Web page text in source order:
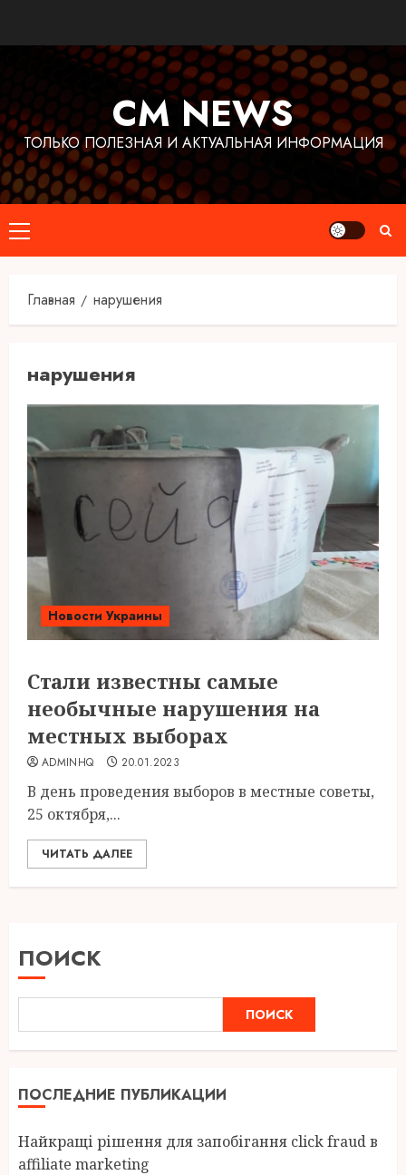
содержимому
CM NEWS
ТОЛЬКО ПОЛЕЗНАЯ И АКТУАЛЬНАЯ ИНФОРМАЦИЯ
Основное
меню
Главная нарушения
нарушения
Новости Украины
Стали известны самые
необычные нарушения на
местных выборах
ADMINHQ 20.01.2023
В день проведения выборов в местные советы,
25 октября,...
ЧИТАТЬ ДАЛЕЕ
ПОИСК
ПОИСК
ПОСЛЕДНИЕ ПУБЛИКАЦИИ
Найкращі рішення для запобігання click fraud в
affiliate marketing